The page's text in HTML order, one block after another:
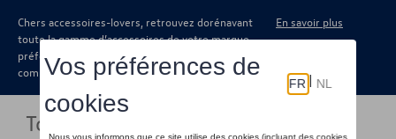
Chers accessoires-lovers, retrouvez dorénavant
toute la gamme d’accessoires de votre marque
préférée sous forme de catalogue à
commander auprès de votre concessionaire.
En savoir plus
Toggle navigation